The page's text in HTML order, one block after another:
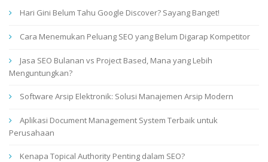
Hari Gini Belum Tahu Google Discover? Sayang Banget!
Cara Menemukan Peluang SEO yang Belum Digarap Kompetitor
Jasa SEO Bulanan vs Project Based, Mana yang Lebih
Menguntungkan?
Software Arsip Elektronik: Solusi Manajemen Arsip Modern
Aplikasi Document Management System Terbaik untuk
Perusahaan
Kenapa Topical Authority Penting dalam SEO?